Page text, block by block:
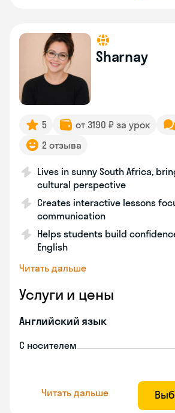
Sharnay
5 от 3190 ₽ за урок
2 отзыва
Lives in sunny South Africa,
cultural perspective
Creates interactive lessons
communication
Helps students build
English
Читать дальше
Услуги и цены
Английский язык
С носителем
Читать дальше